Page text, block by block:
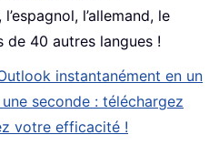
l’allemand, le
de 40 autres langues !
instantanément en un
seconde : téléchargez
votre efficacité !